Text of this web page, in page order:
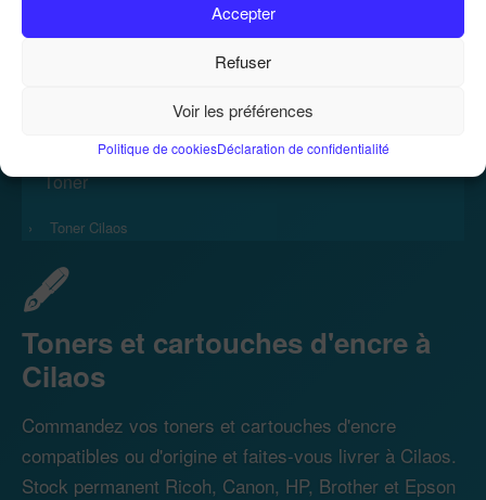
Accepter
Refuser
Voir les préférences
Politique de cookiesDéclaration de confidentialité
Toner
› Toner Cilaos
🖋️
Toners et cartouches d'encre à
Cilaos
Commandez vos toners et cartouches d'encre
compatibles ou d'origine et faites-vous livrer à Cilaos.
Stock permanent Ricoh, Canon, HP, Brother et Epson